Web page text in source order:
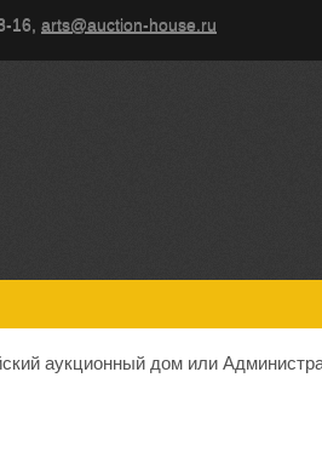
16, arts@auction-house.ru
аукционный дом или